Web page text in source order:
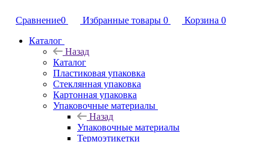
Сравнение0 Избранные товары 0 Корзина 0
Каталог
Назад
Каталог
Пластиковая упаковка
Стеклянная упаковка
Картонная упаковка
Упаковочные материалы
Назад
Упаковочные материалы
Термоэтикетки